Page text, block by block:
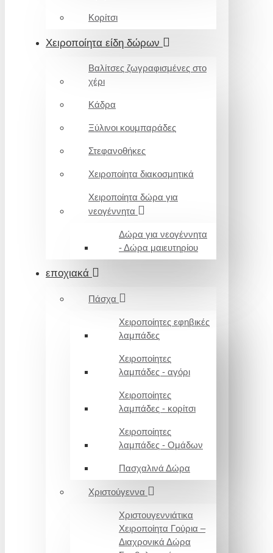
Κορίτσι
Χειροποίητα είδη δώρων
Βαλίτσες ζωγραφισμένες στο
χέρι
Κάδρα
Ξύλινοι κουμπαράδες
Στεφανοθήκες
Χειροποίητα διακοσμητικά
Χειροποίητα δώρα για
νεογέννητα
Δώρα για νεογέννητα
- Δώρα μαιευτηρίου
εποχιακά
Πάσχα
Χειροποίητες εφηβικές
λαμπάδες
Χειροποίητες
λαμπάδες - αγόρι
Χειροποίητες
λαμπάδες - κορίτσι
Χειροποίητες
λαμπάδες - Ομάδων
Πασχαλινά Δώρα
Χριστούγεννα
Χριστουγεννιάτικα
Χειροποίητα Γούρια –
Διαχρονικά Δώρα